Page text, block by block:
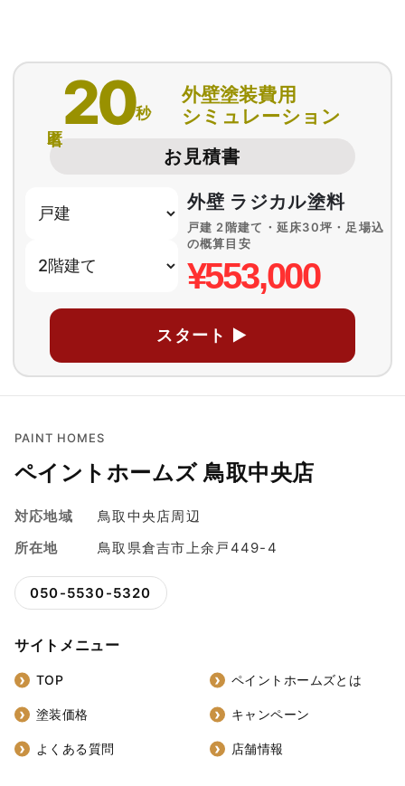
20秒
外壁塗装費用
シミュレーション
お見積書
外壁 ラジカル塗料
戸建 2階建て・延床30坪・足場込
の概算目安
¥553,000
スタート ▶
PAINT HOMES
ペイントホームズ 鳥取中央店
対応地域
鳥取中央店周辺
所在地
鳥取県倉吉市上余戸449-4
050-5530-5320
サイトメニュー
TOP ペイントホームズとは
塗装価格 キャンペーン
よくある質問 店舗情報